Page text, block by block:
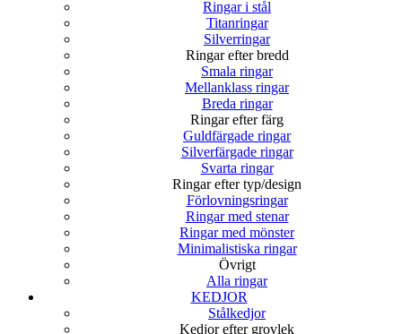
Ringar i stål
Titanringar
Silverringar
Ringar efter bredd
Smala ringar
Mellanklass ringar
Breda ringar
Ringar efter färg
Guldfärgade ringar
Silverfärgade ringar
Svarta ringar
Ringar efter typ/design
Förlovningsringar
Ringar med stenar
Ringar med mönster
Minimalistiska ringar
Övrigt
Alla ringar
KEDJOR
Stålkedjor
Kedjor efter grovlek